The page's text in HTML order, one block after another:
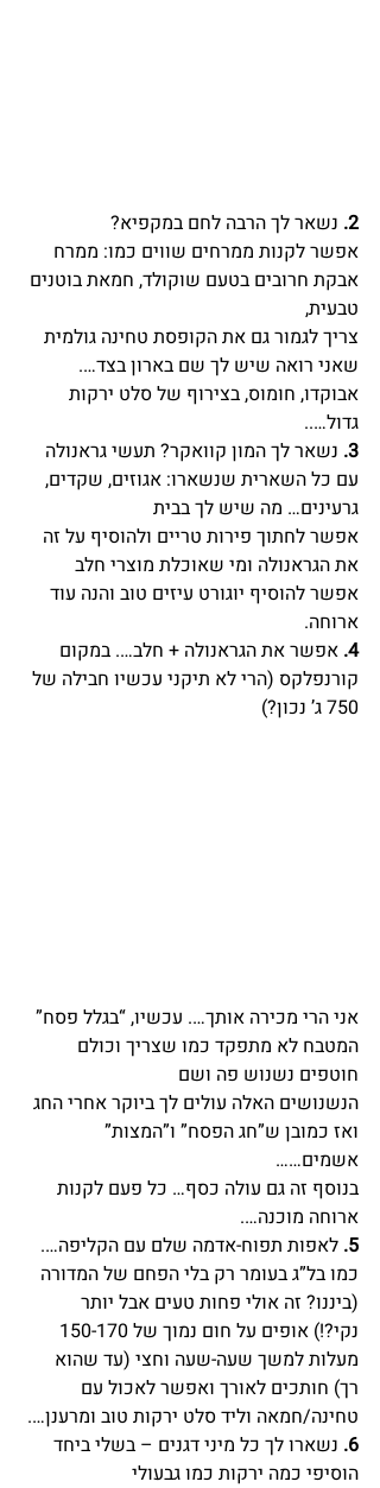
2. נשאר לך הרבה לחם במקפיא?
אפשר לקנות ממרחים שווים כמו: ממרח
אבקת חרובים בטעם שוקולד, חמאת בוטנים
טבעית,
צריך לגמור גם את הקופסת טחינה גולמית
שאני רואה שיש לך שם בארון בצד….
אבוקדו, חומוס, בצירוף של סלט ירקות
גדול…..
3. נשאר לך המון קוואקר? תעשי גראנולה
עם כל השארית שנשארו: אגוזים, שקדים,
גרעינים… מה שיש לך בבית
אפשר לחתוך פירות טריים ולהוסיף על זה
את הגראנולה ומי שאוכלת מוצרי חלב
אפשר להוסיף יוגורט עיזים טוב והנה עוד
ארוחה.
4. אפשר את הגראנולה + חלב…. במקום
קורנפלקס (הרי לא תיקני עכשיו חבילה של
750 ג’ נכון?)
אני הרי מכירה אותך…. עכשיו, “בגלל פסח”
המטבח לא מתפקד כמו שצריך וכולם
חוטפים נשנוש פה ושם
הנשנושים האלה עולים לך ביוקר אחרי החג
ואז כמובן ש”חג הפסח” ו”המצות”
אשמים……
בנוסף זה גם עולה כסף… כל פעם לקנות
ארוחה מוכנה….
5. לאפות תפוח-אדמה שלם עם הקליפה….
כמו בל”ג בעומר רק בלי הפחם של המדורה
(ביננו? זה אולי פחות טעים אבל יותר
מעלות למשך שעה-שעה וחצי (עד שהוא
רך) חותכים לאורך ואפשר לאכול עם
טחינה/חמאה וליד סלט ירקות טוב ומרענן….
6. נשארו לך כל מיני דגנים – בשלי ביחד
הוסיפי כמה ירקות כמו גבעולי